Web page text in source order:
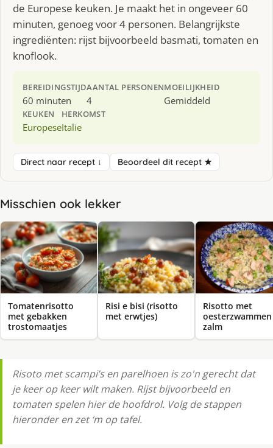
de Europese keuken. Je maakt het in ongeveer 60
minuten, genoeg voor 4 personen. Belangrijkste
ingrediënten: rijst bijvoorbeeld basmati, tomaten en
knoflook.
BEREIDINGSTIJD
60 minuten
AANTAL PERSONEN
4
MOEILIJKHEID
Gemiddeld
KEUKEN
Europese
HERKOMST
Italie
Direct naar recept ↓ Beoordeel dit recept ★
Misschien ook lekker
Tomatenrisotto
met gebakken
trostomaatjes
Risi e bisi (risotto
met erwtjes)
Risotto met
zalm
Risoto met scampi’s en parelhoen is zo'n gerecht dat
je keer op keer wilt maken. Rijst bijvoorbeeld en
tomaten spelen hier de hoofdrol. Volg de stappen
hieronder en zet ‘m op tafel.